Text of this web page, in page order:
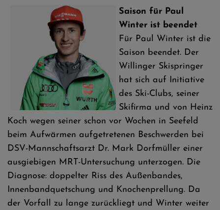
Saison für Paul
Winter ist beendet
Für Paul Winter ist die
Saison beendet. Der
Willinger Skispringer
hat sich auf Initiative
des Ski-Clubs, seiner
Skifirma und von Heinz
Koch wegen seiner schon vor Wochen in Seefeld
beim Aufwärmen aufgetretenen Beschwerden bei
DSV-Mannschaftsarzt Dr. Mark Dorfmüller einer
ausgiebigen MRT-Untersuchung unterzogen. Die
Diagnose: doppelter Riss des Außenbandes,
Innenbandquetschung und Knochenprellung. Da
der Vorfall zu lange zurückliegt und Winter weiter